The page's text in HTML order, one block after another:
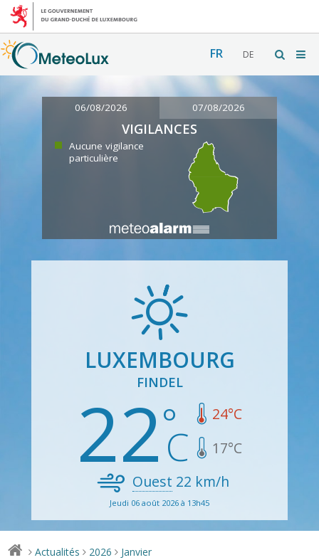
FR DE
06/08/2026 07/08/2026
VIGILANCES
Aucune vigilance
particulière
LUXEMBOURG
FINDEL
22 24°C
17°C
Ouest 22 km/h
Jeudi 06 août 2026 à 13h45
> Actualités > 2026 > Janvier